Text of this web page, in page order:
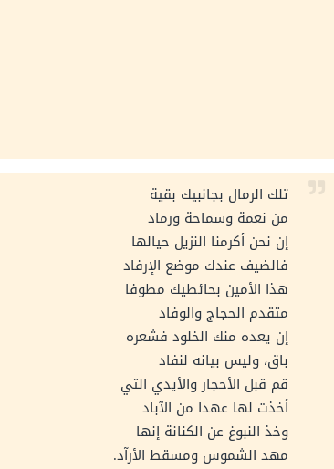
تلك الرمال بجانبيك بقية
من نعمة وسماحة ورماد
إن نحن أكرمنا النزيل حيالها
فالضيف عندك موضع الإرفاد
هذا الأمين بحائطيك مطوفا
متقدم الحجاج والوفاد
إن يعده منك الخلود فشعره
باق، وليس بيانه لنفاد
قم قبل الأحجار والأيدي التي
أخذت لها عهدا من الآباد
وخذ النبوغ عن الكنانة إنها
مهد الشموس ومسقط الأرآد.